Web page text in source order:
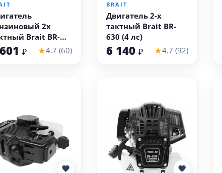
2х
Brait BR-
(1.5 кВт)
₽ ★4.7 (60)
BRAIT
Двигатель 2-х
тактный Brait ВR-
630 (4 лс)
6 140 ₽ ★4.7 (92)